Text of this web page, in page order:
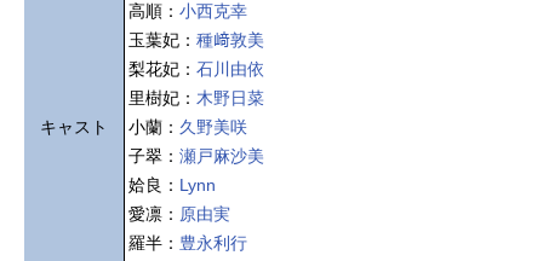
キャスト
高順： 小西克幸
玉葉妃： 種﨑敦美
梨花妃： 石川由依
里樹妃： 木野日菜
小蘭： 久野美咲
子翠： 瀬戸麻沙美
姶良： Lynn
愛凛： 原由実
羅半： 豊永利行